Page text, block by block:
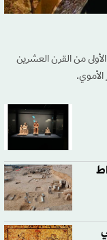
من القرن العشرين